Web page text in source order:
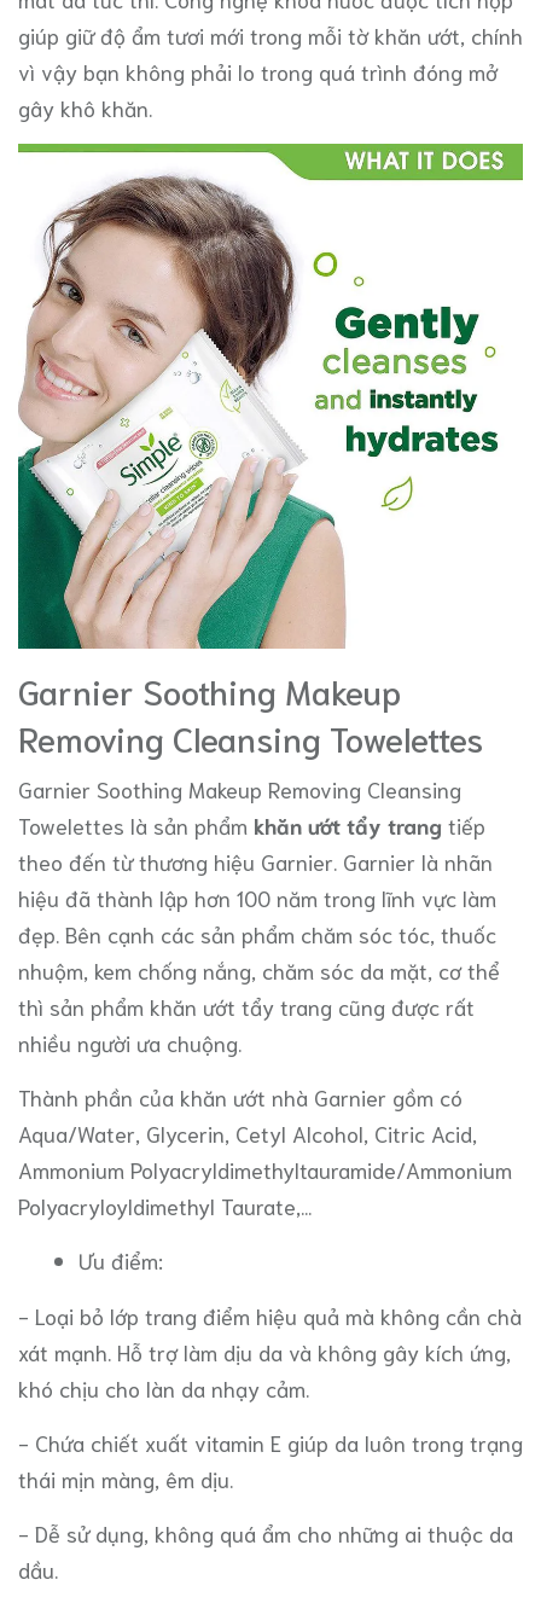
giúp giữ độ ẩm tươi mới trong mỗi tờ khăn ướt, chính
vì vậy bạn không phải lo trong quá trình đóng mở
gây khô khăn.
Garnier Soothing Makeup
Removing Cleansing Towelettes
Garnier Soothing Makeup Removing Cleansing
Towelettes là sản phẩm khăn ướt tẩy trang tiếp
theo đến từ thương hiệu Garnier. Garnier là nhãn
hiệu đã thành lập hơn 100 năm trong lĩnh vực làm
đẹp. Bên cạnh các sản phẩm chăm sóc tóc, thuốc
nhuộm, kem chống nắng, chăm sóc da mặt, cơ thể
thì sản phẩm khăn ướt tẩy trang cũng được rất
nhiều người ưa chuộng.
Thành phần của khăn ướt nhà Garnier gồm có
Aqua/Water, Glycerin, Cetyl Alcohol, Citric Acid,
Ammonium Polyacryldimethyltauramide/Ammonium
Polyacryloyldimethyl Taurate,...
Ưu điểm:
- Loại bỏ lớp trang điểm hiệu quả mà không cần chà
xát mạnh. Hỗ trợ làm dịu da và không gây kích ứng,
khó chịu cho làn da nhạy cảm.
- Chứa chiết xuất vitamin E giúp da luôn trong trạng
thái mịn màng, êm dịu.
- Dễ sử dụng, không quá ẩm cho những ai thuộc da
dầu.